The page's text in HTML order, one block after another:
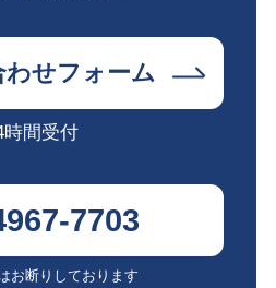
わせフォーム
時間受付
7703
お断りしております